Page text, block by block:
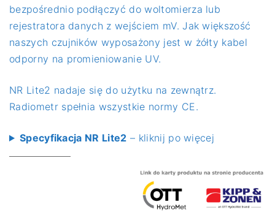
bezpośrednio podłączyć do woltomierza lub
rejestratora danych z wejściem mV. Jak większość
naszych czujników wyposażony jest w żółty kabel
odporny na promieniowanie UV.
NR Lite2 nadaje się do użytku na zewnątrz.
Radiometr spełnia wszystkie normy CE.
Specyfikacja NR Lite2 – kliknij po więcej